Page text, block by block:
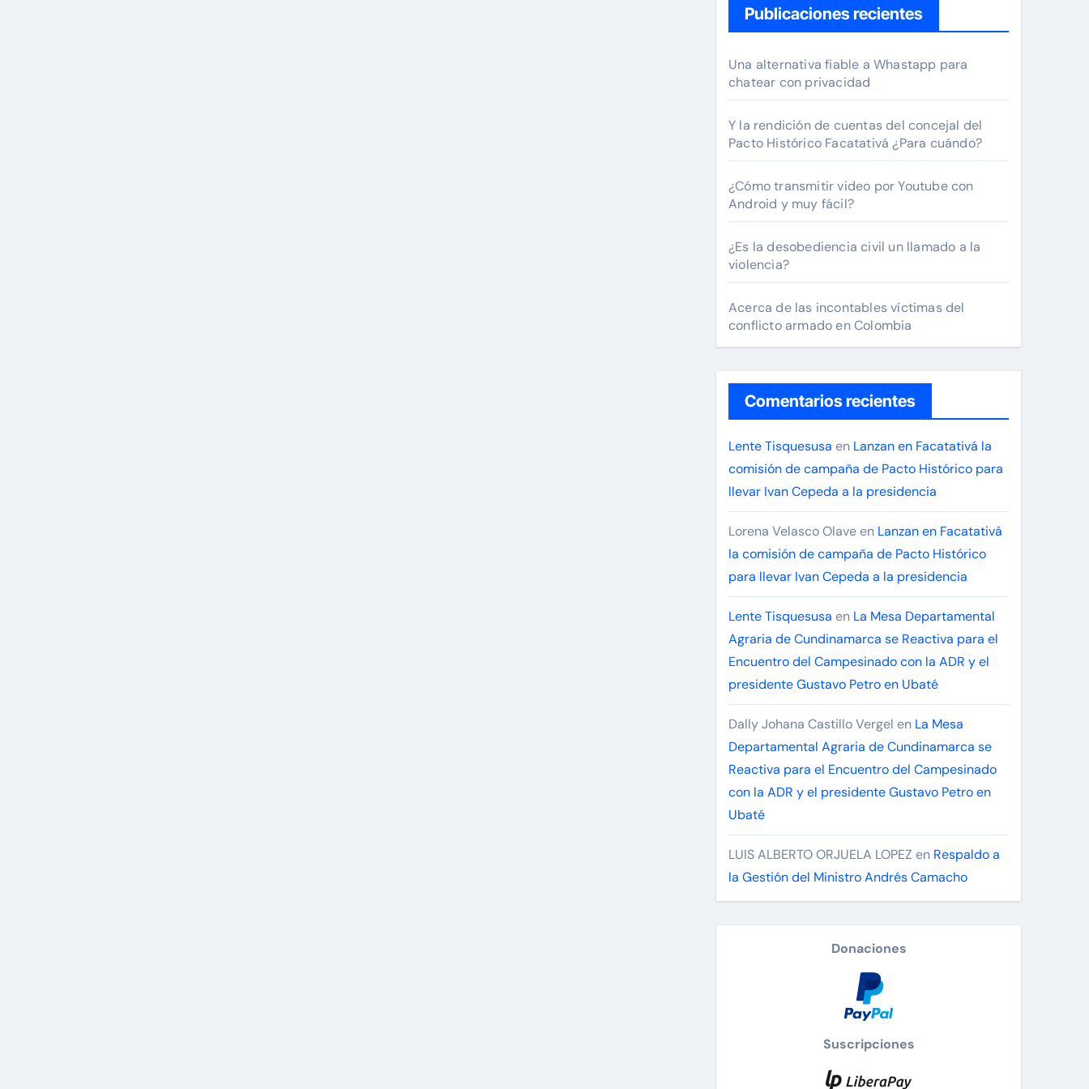
Publicaciones recientes
Una alternativa fiable a Whastapp para
chatear con privacidad
Y la rendición de cuentas del concejal del
Pacto Histórico Facatativá ¿Para cuándo?
¿Cómo transmitir video por Youtube con
Android y muy fácil?
¿Es la desobediencia civil un llamado a la
violencia?
Acerca de las incontables víctimas del
conflicto armado en Colombia
Comentarios recientes
Lente Tisquesusa en Lanzan en Facatativá la
comisión de campaña de Pacto Histórico para
llevar Ivan Cepeda a la presidencia
Lorena Velasco Olaveen Lanzan en Facatativá
la comisión de campaña de Pacto Histórico
para llevar Ivan Cepeda a la presidencia
Lente Tisquesusa en La Mesa Departamental
Agraria de Cundinamarca se Reactiva para el
Encuentro del Campesinado con la ADR y el
presidente Gustavo Petro en Ubaté
Dally Johana Castillo Vergel en La Mesa
Departamental Agraria de Cundinamarca se
Reactiva para el Encuentro del Campesinado
con la ADR y el presidente Gustavo Petro en
Ubaté
LUIS ALBERTO ORJUELA LOPEZ en Respaldo a
la Gestión del Ministro Andrés Camacho
Donaciones
Suscripciones